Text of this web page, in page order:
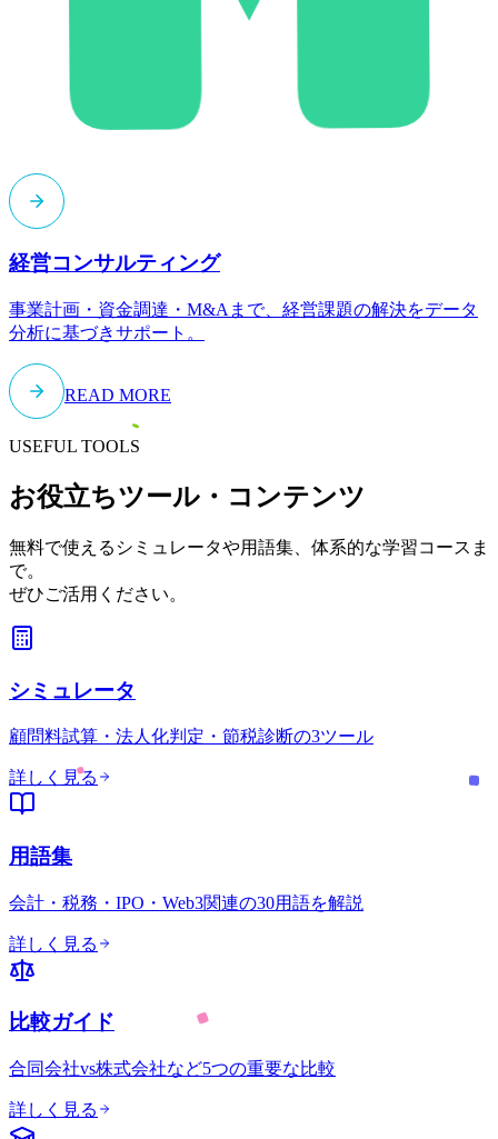
経営コンサルティング
事業計画・資金調達・M&Aまで、経営課題の解決をデータ
分析に基づきサポート。
READ MORE
USEFUL TOOLS
お役立ちツール・コンテンツ
無料で使えるシミュレータや用語集、体系的な学習コースま
で。
ぜひご活用ください。
シミュレータ
顧問料試算・法人化判定・節税診断の3ツール
詳しく見る
用語集
会計・税務・IPO・Web3関連の30用語を解説
詳しく見る
比較ガイド
合同会社vs株式会社など5つの重要な比較
詳しく見る